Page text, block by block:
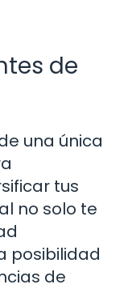
de
una única
tus
no solo te
posibilidad
de